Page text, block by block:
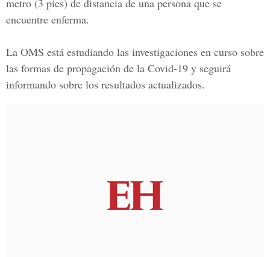
metro (3 pies) de distancia de una persona que se
encuentre enferma.
La OMS está estudiando las investigaciones en curso sobre
las formas de propagación de la Covid-19 y seguirá
informando sobre los resultados actualizados.